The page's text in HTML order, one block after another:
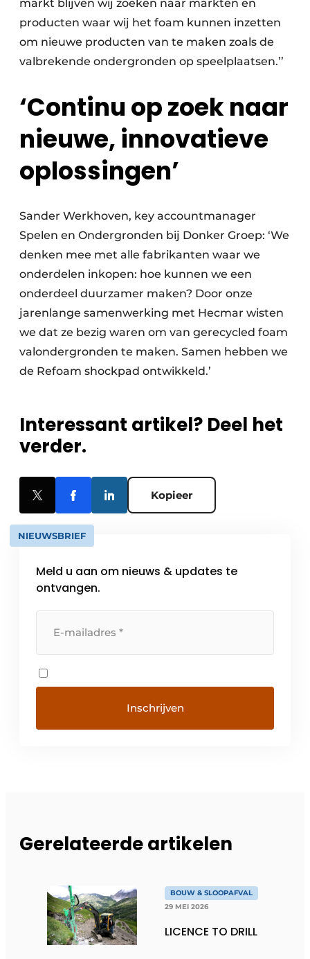
markt blijven wij zoeken naar markten en
producten waar wij het foam kunnen inzetten
om nieuwe producten van te maken zoals de
valbrekende ondergronden op speelplaatsen.’’
‘Continu op zoek naar
nieuwe, innovatieve
oplossingen’
Sander Werkhoven, key accountmanager
Spelen en Ondergronden bij Donker Groep: ‘We
denken mee met alle fabrikanten waar we
onderdelen inkopen: hoe kunnen we een
onderdeel duurzamer maken? Door onze
jarenlange samenwerking met Hecmar wisten
we dat ze bezig waren om van gerecycled foam
valondergronden te maken. Samen hebben we
de Refoam shockpad ontwikkeld.’
Interessant artikel? Deel het
verder.
Kopieer
NIEUWSBRIEF
Meld u aan om nieuws & updates te
ontvangen.
Gerelateerde artikelen
BOUW & SLOOPAFVAL
29 MEI 2026
LICENCE TO DRILL